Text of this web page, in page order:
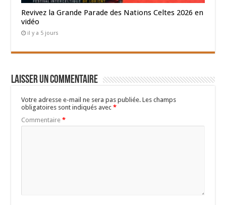
Revivez la Grande Parade des Nations Celtes 2026 en
vidéo
il y a 5 jours
Laisser un commentaire
Votre adresse e-mail ne sera pas publiée. Les champs
obligatoires sont indiqués avec*
Commentaire*